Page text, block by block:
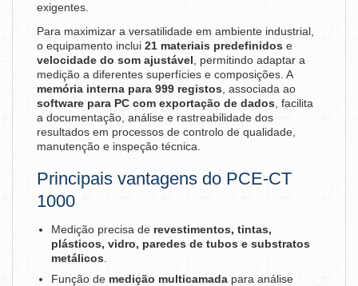
exigentes.
Para maximizar a versatilidade em ambiente industrial,
o equipamento inclui 21 materiais predefinidos e
velocidade do som ajustável , permitindo adaptar a
medição a diferentes superfícies e composições. A
memória interna para 999 registos , associada ao
software para PC com exportação de dados , facilita
a documentação, análise e rastreabilidade dos
resultados em processos de controlo de qualidade,
manutenção e inspeção técnica.
Principais vantagens do PCE-CT
1000
Medição precisa de revestimentos, tintas,
plásticos, vidro, paredes de tubos e substratos
metálicos
Função de medição multicamada para análise